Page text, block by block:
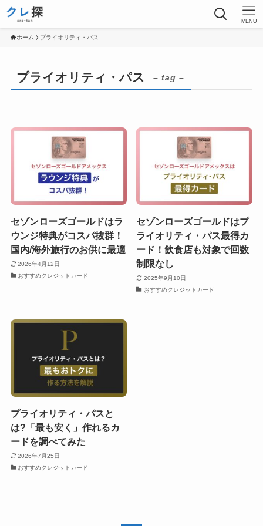
MENU
ホーム プライオリティ・パス
プライオリティ・パス – tag –
セゾンローズゴールドはラ
ウンジ特典がコスパ抜群！
国内/海外旅行のお供に最適
2026年4月12日
おすすめクレジットカード
セゾンローズゴールドはプ
ライオリティ・パス最得カ
ード！飲食店も対象で回数
制限なし
2025年9月10日
おすすめクレジットカード
プライオリティ・パスと
は?「最も安く」作れるカ
ードを調べてみた
2026年7月25日
おすすめクレジットカード